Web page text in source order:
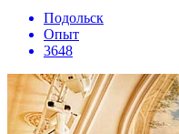
Подольск
Опыт
3648